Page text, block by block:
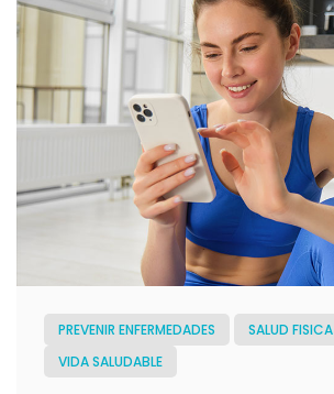
PREVENIR ENFERMEDADES
SALUD FISICA
VIDA SALUDABLE